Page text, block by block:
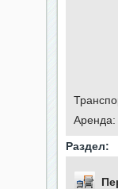
Аренда:
Раздел: